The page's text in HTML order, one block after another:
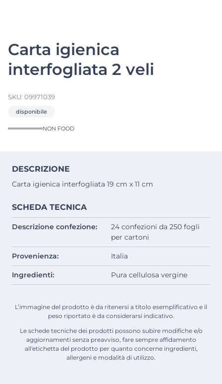
Carta igienica
interfogliata 2 veli
SKU: 09971039
disponibile
NON FOOD
DESCRIZIONE
Carta igienica interfogliata 19 cm x 11 cm
SCHEDA TECNICA
Descrizione confezione:
24 confezioni da 250 fogli
per cartoni
Provenienza: Italia
Ingredienti: Pura cellulosa vergine
L’immagine del prodotto è da ritenersi a titolo esemplificativo e il
peso riportato è da considerarsi indicativo.
Le schede tecniche dei prodotti possono subire modifiche e/o
aggiornamenti senza preavviso, fare sempre affidamento
all'etichetta del prodotto per quanto concerne ingredienti,
allergeni e modalità di utilizzo.